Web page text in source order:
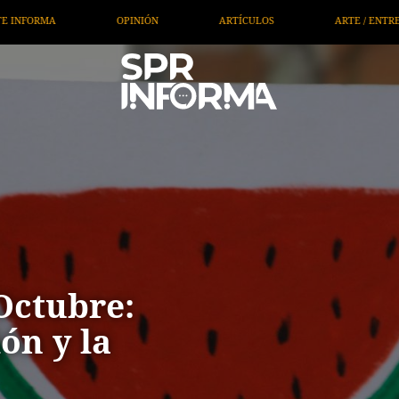
ARTE / ENTRETENIMIENTO ECONOMÍA / NEGOCIOS
y la